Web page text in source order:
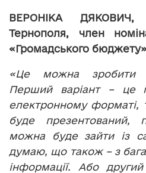
ВЕРОНІКА
Тернополя, член
«Громадського
«Це можна зробити
Перший варіант – це
електронному форматі,
буде презентований,
можна буде зайти із
думаю, що також – з
інформації. Або